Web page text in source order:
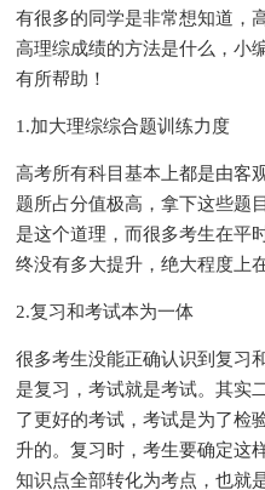
有很多的同学是非常想知道，
高理综成绩的方法是什么，小
有所帮助！
1.加大理综综合题训练力度
高考所有科目基本上都是由客
题所占分值极高，拿下这些题
是这个道理，而很多考生在平
终没有多大提升，绝大程度上
2.复习和考试本为一体
很多考生没能正确认识到复习
是复习，考试就是考试。其实
了更好的考试，考试是为了检
升的。复习时，考生要确定这
知识点全部转化为考点，也就